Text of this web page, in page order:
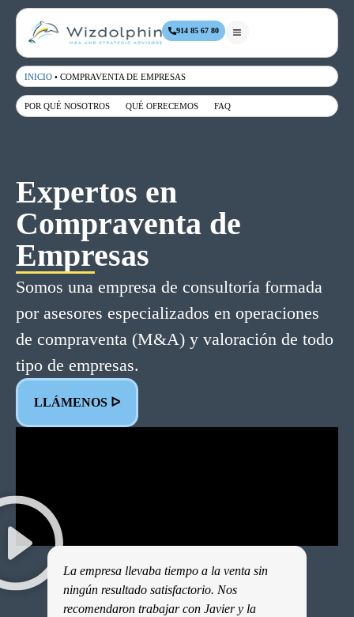
914 85 67 80
INICIO • COMPRAVENTA DE EMPRESAS
POR QUÉ NOSOTROS QUÉ OFRECEMOS FAQ
Expertos en
Compraventa de
Empresas
Somos una empresa de consultoría formada
por asesores especializados en operaciones
de compraventa (M&A) y valoración de todo
tipo de empresas.
LLÁMENOS ᐅ
La empresa llevaba tiempo a la venta sin
ningún resultado satisfactorio. Nos
recomendaron trabajar con Javier y la